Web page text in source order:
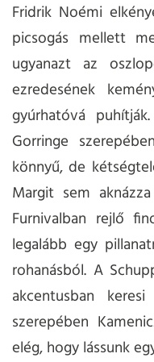
Fridrik Noémi
picsogás mellett
ugyanazt az
ezredesének
gyúrhatóvá
Gorringe
könnyű, de
Margit sem
Furnivalban rejlő
legalább egy
rohanásból. A
akcentusban
szerepében
elég, hogy lássunk